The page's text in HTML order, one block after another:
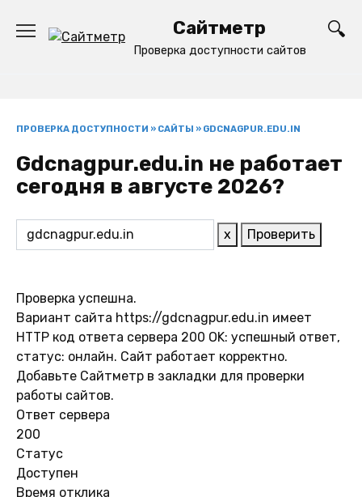
содержанию
Сайтметр
Проверка доступности сайтов
ПРОВЕРКА ДОСТУПНОСТИ » САЙТЫ » GDCNAGPUR.EDU.IN
Gdcnagpur.edu.in не работает
сегодня в августе 2026?
x Проверить
Проверка успешна.
Вариант сайта https://gdcnagpur.edu.in имеет
HTTP код ответа сервера 200 OK: успешный ответ,
статус: онлайн. Сайт работает корректно.
Добавьте Сайтметр в закладки для проверки
работы сайтов.
Ответ сервера
200
Статус
Доступен
Время отклика